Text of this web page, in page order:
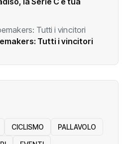
Tutti i vincitori
CICLISMO PALLAVOLO